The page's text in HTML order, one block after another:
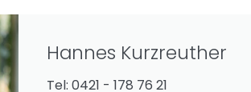
Hannes Kurzreuther
Tel: 0421 - 178 76 21